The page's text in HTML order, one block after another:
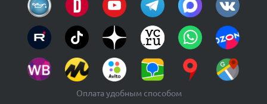
Оплата удобным способом